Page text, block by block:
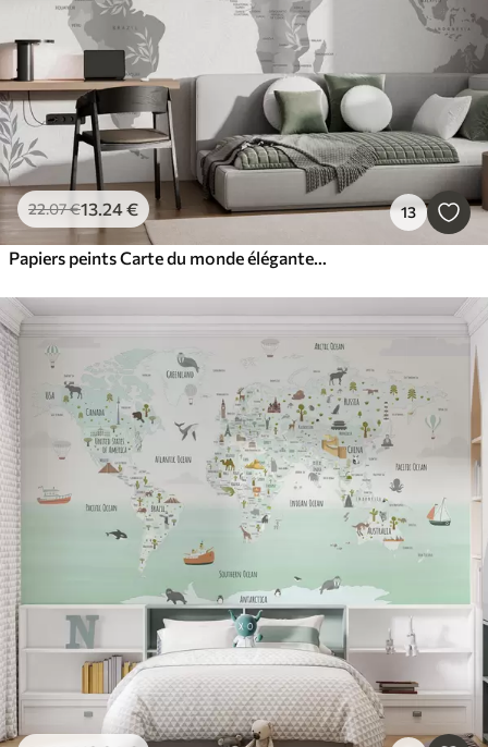
22.07€13.24€ 13
Papiers peints Carte du monde élégante avec des feuilles et des plantes de couleur grise